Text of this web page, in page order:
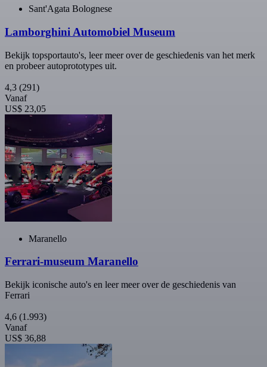
Sant'Agata Bolognese
Lamborghini Automobiel Museum
Bekijk topsportauto's, leer meer over de geschiedenis van het merk
en probeer autoprototypes uit.
4,3 (291)
Vanaf
US$ 23,05
Maranello
Ferrari-museum Maranello
Bekijk iconische auto's en leer meer over de geschiedenis van
Ferrari
4,6 (1.993)
Vanaf
US$ 36,88